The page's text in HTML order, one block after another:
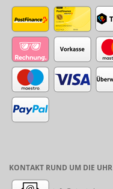
KONTAKT RUND UM DIE UHR